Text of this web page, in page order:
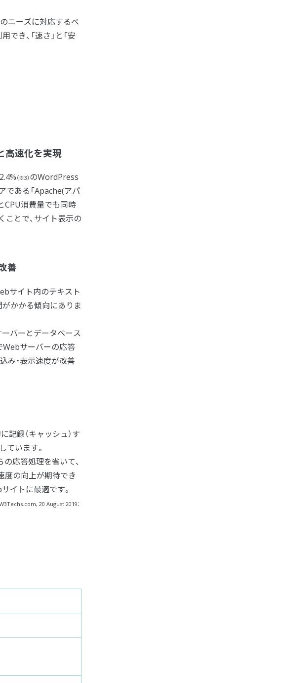
のニーズに対応するべ
き、「速さ」と「安
高速化を実現
（※3） のWordPress
である「Apache(アパ
CPU消費量でも同時
ことで、サイト表示の
善
サイト内のテキスト
かかる傾向にありま
バーとデータベース
Webサーバーの応答
み・表示速度が改善
録（キャッシュ）す
ています。
応答処理を省いて、
度の向上が期待でき
イトに最適です。
20 August 2019：